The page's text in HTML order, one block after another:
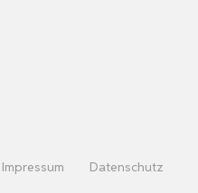
Impressum Datenschutz